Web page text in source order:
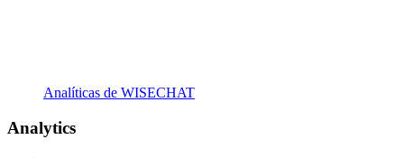
Analíticas de WISECHAT
Analytics